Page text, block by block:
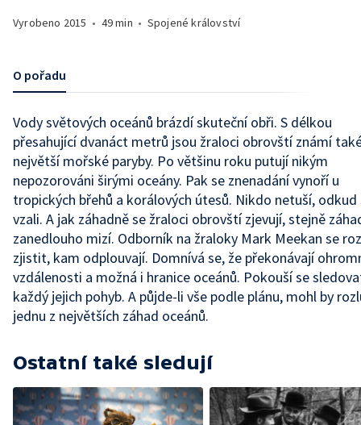
Vyrobeno 2015 • 49 min • Spojené království
O pořadu
Vody světových oceánů brázdí skuteční obři. S délkou
přesahující dvanáct metrů jsou žraloci obrovští známí
největší mořské paryby. Po většinu roku putují nikým
nepozorováni širými oceány. Pak se znenadání vynoří u
tropických břehů a korálových útesů. Nikdo netuší, odkud
vzali. A jak záhadně se žraloci obrovští zjevují, stejně
zanedlouho mizí. Odborník na žraloky Mark Meekan se
zjistit, kam odplouvají. Domnívá se, že překonávají
vzdálenosti a možná i hranice oceánů. Pokouší se
každý jejich pohyb. A půjde-li vše podle plánu, mohl by
jednu z největších záhad oceánů.
Ostatní také sledují